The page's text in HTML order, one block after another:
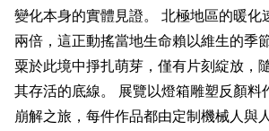
變化本身的實體見證。 北極地區的暖化
兩倍，這正動搖當地生命賴以維生的季
粟於此境中掙扎萌芽，僅有片刻綻放，
其存活的底線。 展覽以燈箱雕塑反顏料
崩解之旅，每件作品都由定制機械人與